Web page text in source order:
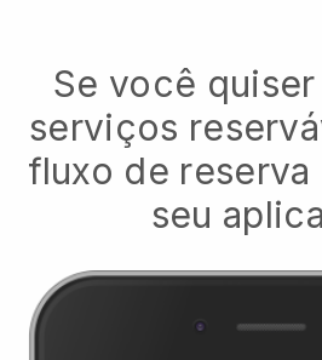
Se você
serviços
fluxo de
seu